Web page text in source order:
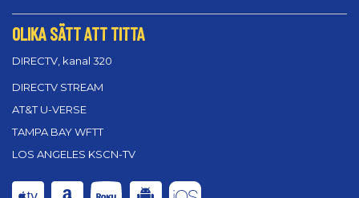
OLIKA SÄTT ATT TITTA
DIRECTV, kanal 320
DIRECTV STREAM
AT&T U-VERSE
TAMPA BAY WFTT
LOS ANGELES KSCN-TV